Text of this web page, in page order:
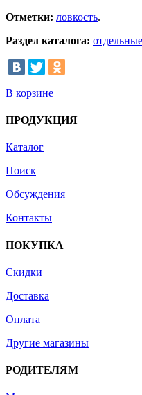
Отметки: ловкость.
Раздел каталога:
В корзине
ПРОДУКЦИЯ
Каталог
Поиск
Обсуждения
Контакты
ПОКУПКА
Скидки
Доставка
Оплата
Другие магазины
РОДИТЕЛЯМ